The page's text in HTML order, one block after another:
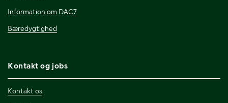
Information om DAC7
Bæredygtighed
Kontakt og jobs
Kontakt os